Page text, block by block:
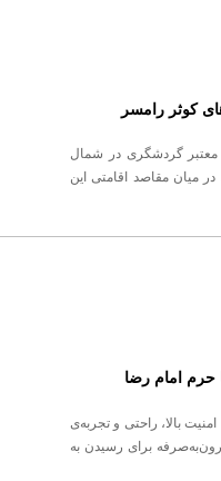
کوثر رامسر
معتبر گردشگری در شمال
در میان مقاصد اقامتی این
حرم امام رضا
بالا، راحتی و تجربه‌ی
برای رسیدن به